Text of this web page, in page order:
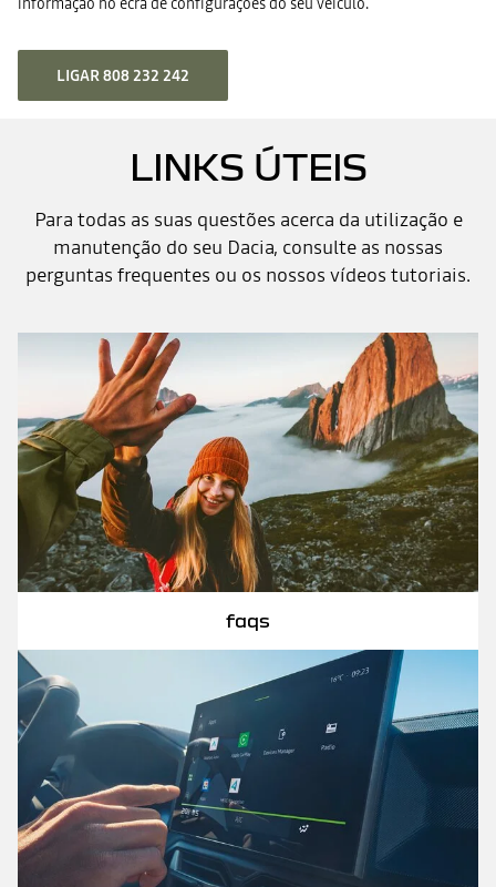
LIGAR 808 232 242
LINKS ÚTEIS
Para todas as suas questões acerca da utilização e
manutenção do seu Dacia, consulte as nossas
perguntas frequentes ou os nossos vídeos tutoriais.
faqs